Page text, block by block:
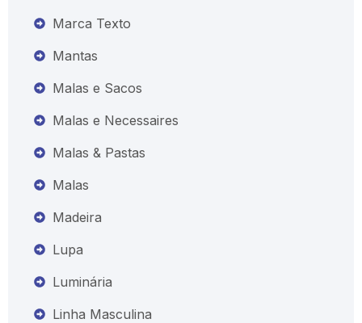
Marca Texto
Mantas
Malas e Sacos
Malas e Necessaires
Malas & Pastas
Malas
Madeira
Lupa
Luminária
Linha Masculina